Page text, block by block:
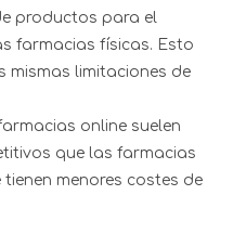
productos para el
farmacias físicas. Esto
mismas limitaciones de
online suelen
que las farmacias
menores costes de